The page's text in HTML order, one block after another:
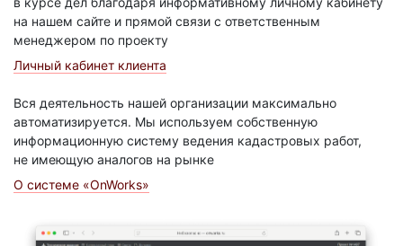
на нашем сайте и прямой связи с ответственным
менеджером по проекту
Личный кабинет клиента
Вся деятельность нашей организации максимально
автоматизируется. Мы используем собственную
информационную систему ведения кадастровых работ,
не имеющую аналогов на рынке
О системе «OnWorks»